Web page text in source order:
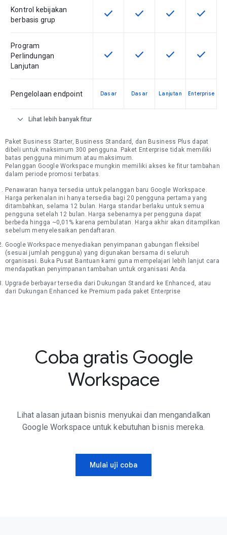
Kontrol kebijakan
berbasis grup
Fitur ini tersedia untuk SKU ini
check Fitur ini tersedia untuk
check Fitur ini tersedia
check Fitur ini
check
Program
Perlindungan
Lanjutan
Fitur ini tersedia untuk SKU ini
check Fitur ini tersedia untuk
check Fitur ini tersedia
check Fitur ini
check
Pengelolaan endpoint Dasar Dasar Lanjutan Enterprise
expand_more Lihat lebih banyak fitur
Paket Business Starter, Business Standard, dan Business Plus dapat
dibeli untuk maksimum 300 pengguna. Paket Enterprise tidak memiliki
batas pengguna minimum atau maksimum.
Pelanggan Google Workspace mungkin memiliki akses ke fitur tambahan
dalam periode promosi terbatas.
Penawaran hanya tersedia untuk pelanggan baru Google Workspace.
Harga perkenalan ini hanya tersedia bagi 20 pengguna pertama yang
ditambahkan, selama 12 bulan. Harga standar berlaku untuk semua
pengguna setelah 12 bulan. Harga sebenarnya per pengguna dapat
berbeda hingga ~0,01% karena pembulatan. Harga akhir akan ditampilkan
sebelum menyelesaikan pendaftaran.
Google Workspace menyediakan penyimpanan gabungan fleksibel
(sesuai jumlah pengguna) yang digunakan bersama di seluruh
organisasi. Buka Pusat Bantuan kami guna mempelajari lebih lanjut cara
mendapatkan penyimpanan tambahan untuk organisasi Anda.
Upgrade berbayar tersedia dari Dukungan Standard ke Enhanced, atau
dari Dukungan Enhanced ke Premium pada paket Enterprise
Coba gratis Google
Workspace
Lihat alasan jutaan bisnis menyukai dan mengandalkan
Google Workspace untuk kebutuhan bisnis mereka.
Mulai uji coba